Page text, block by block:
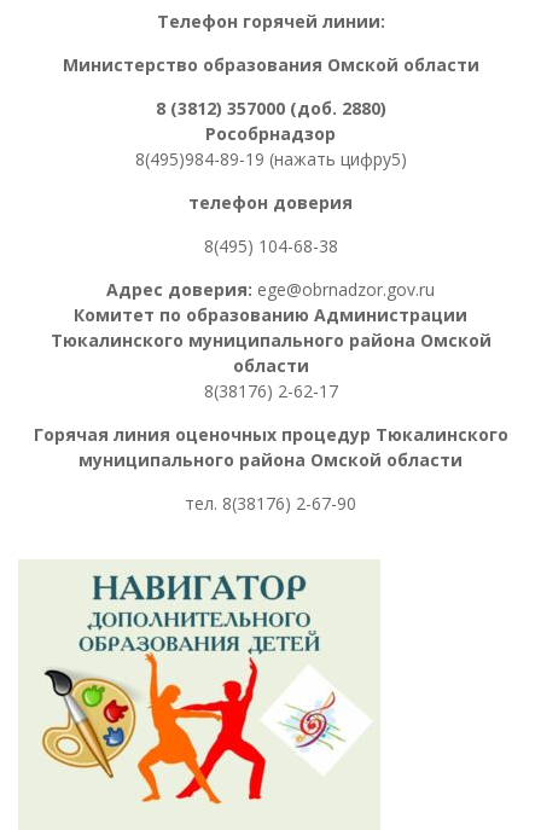
Телефон горячей линии:
Министерство образования Омской области
8 (3812) 357000 (доб. 2880)
Рособрнадзор
8(495)984-89-19 (нажать цифру5)
телефон доверия
8(495) 104-68-38
Адрес доверия: ege@obrnadzor.gov.ru
Комитет по образованию Администрации
Тюкалинского муниципального района Омской
области
8(38176) 2-62-17
Горячая линия оценочных процедур Тюкалинского
муниципального района Омской области
тел. 8(38176) 2-67-90